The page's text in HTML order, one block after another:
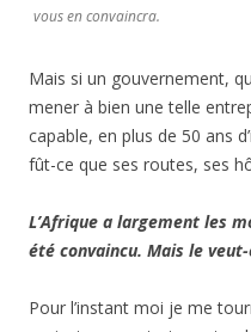
vous en convaincra.
Mais si un gouvernement,
mener à bien une telle
capable, en plus de 50 ans
fût-ce que ses routes, ses
L’Afrique a largement les
été convaincu. Mais le
Pour l’instant moi je me